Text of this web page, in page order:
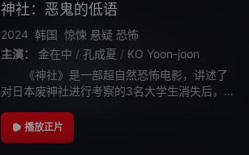
神社：恶鬼的低语
2024 韩国 惊悚 悬疑 恐怖
主演：
金在中 / 孔成夏 / KO Yoon-joon
《神社》是一部超自然恐怖电影，讲述了
对日本废神社进行考察的3名大学生消失后，
饰）围绕着他们揭开恶鬼身份的故事。
播放正片